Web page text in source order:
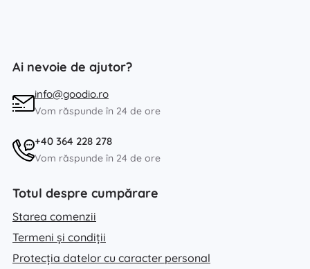
Ai nevoie de ajutor?
info@goodio.ro
Vom răspunde în 24 de ore
+40 364 228 278
Vom răspunde în 24 de ore
Totul despre cumpărare
Starea comenzii
Termeni și condiții
Protecția datelor cu caracter personal